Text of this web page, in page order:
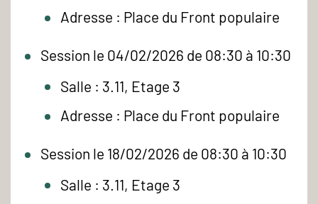
Adresse : Place du Front populaire
Session le 04/02/2026 de 08:30 à 10:30
Salle : 3.11, Etage 3
Adresse : Place du Front populaire
Session le 18/02/2026 de 08:30 à 10:30
Salle : 3.11, Etage 3